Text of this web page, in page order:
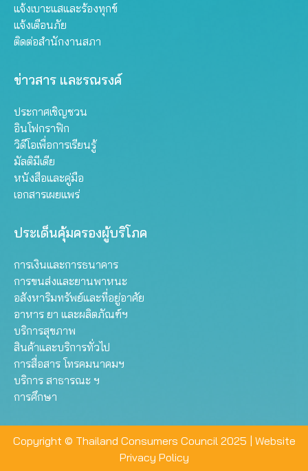
แจ้งเบาะแสและร้องทุกข์
แจ้งเตือนภัย
ติดต่อสำนักงานสภา
ข่าวสาร และรณรงค์
ประกาศเชิญชวน
อินโฟกราฟิก
วิดีโอเพื่อการเรียนรู้
มัลติมีเดีย
หนังสือและคู่มือ
เอกสารเผยแพร่
ประเด็นคุ้มครองผู้บริโภค
การเงินและการธนาคาร
การขนส่งและยานพาหนะ
อสังหาริมทรัพย์และที่อยู่อาศัย
อาหาร ยา และผลิตภัณฑ์ฯ
บริการสุขภาพ
สินค้าและบริการทั่วไป
การสื่อสาร โทรคมนาคมฯ
บริการ สาธารณะ ฯ
การศึกษา
Copyright © Thailand Consumers Council 2025 | Website
Privacy Policy